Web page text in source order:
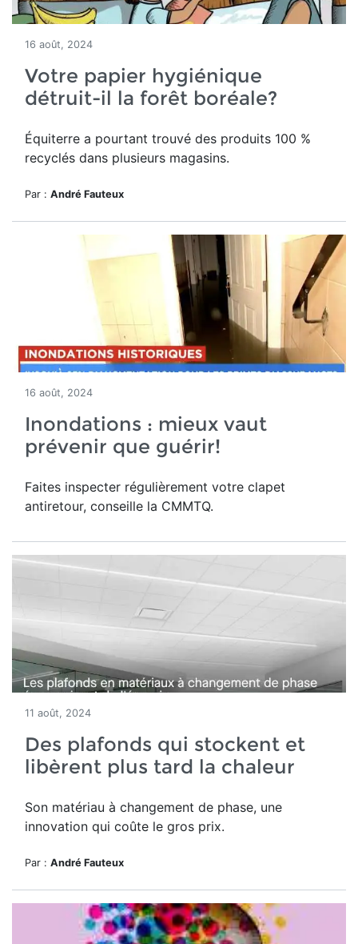
16 août, 2024
Votre papier hygiénique
détruit-il la forêt boréale?
Équiterre a pourtant trouvé des produits 100 %
recyclés dans plusieurs magasins.
Par : André Fauteux
16 août, 2024
Inondations : mieux vaut
prévenir que guérir!
Faites inspecter régulièrement votre clapet
antiretour, conseille la CMMTQ.
11 août, 2024
Des plafonds qui stockent et
libèrent plus tard la chaleur
Son matériau à changement de phase, une
innovation qui coûte le gros prix.
Par : André Fauteux